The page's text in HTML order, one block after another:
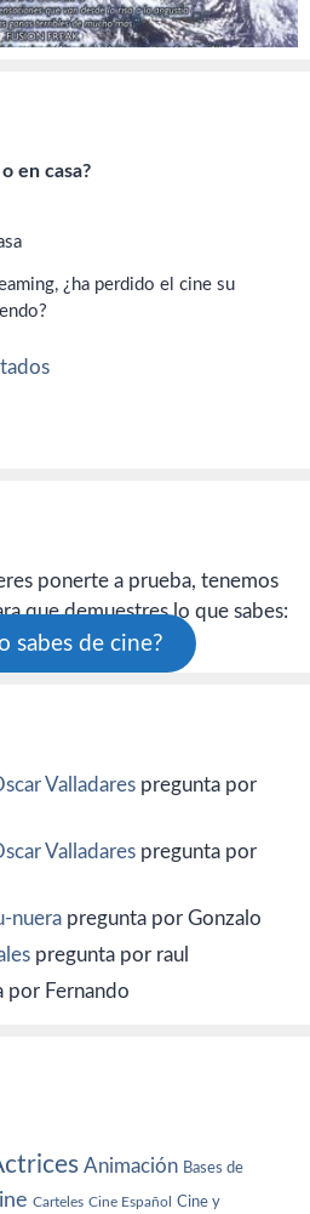
en casa?
el cine su
ponerte a prueba, tenemos
que demuestres lo que sabes:
sabes de cine?
Valladares pregunta por
Valladares pregunta por
nuera pregunta por Gonzalo
pregunta por raul
por Fernando
Animación Bases de
Carteles Cine Español Cine y